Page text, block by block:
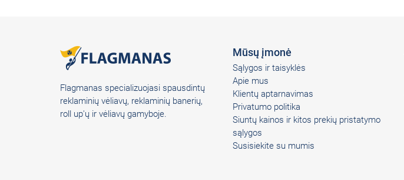
Flagmanas specializuojasi spausdintų
reklaminių vėliavų, reklaminių banerių,
roll up'ų ir vėliavų gamyboje.
Mūsų įmonė
Sąlygos ir taisyklės
Apie mus
Klientų aptarnavimas
Privatumo politika
Siuntų kainos ir kitos prekių pristatymo
sąlygos
Susisiekite su mumis